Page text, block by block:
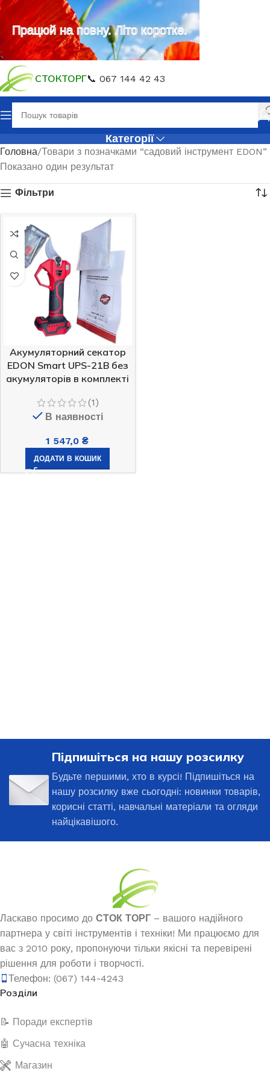
СТОКТОРГ📞 067 144 42 43
Категорії
Головна Товари з позначками “садовий інструмент EDON”
Показано один результат
Фільтри
Акумуляторний секатор
EDON Smart UPS-21B без
акумуляторів в комплекті
(1)
В наявності
1 547,0 ₴
ДОДАТИ В КОШИК
Підпишіться на нашу розсилку
Будьте першими, хто в курсі! Підпишіться на
нашу розсилку вже сьогодні: новинки товарів,
корисні статті, навчальні матеріали та огляди
найцікавішого.
Ласкаво просимо до СТОК ТОРГ – вашого надійного
партнера у світі інструментів і техніки! Ми працюємо для
вас з 2010 року, пропонуючи тільки якісні та перевірені
рішення для роботи і творчості.
Телефон: (067) 144-4243
Розділи
📝 Поради експертів
🤖 Сучасна техніка
Магазин
Працюй на повну. Літо коротке.